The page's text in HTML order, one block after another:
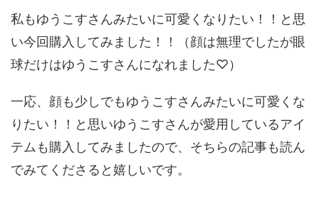
私もゆうこすさんみたいに可愛くなりたい！！と思
い今回購入してみました！！（顔は無理でしたが眼
球だけはゆうこすさんになれました♡）
一応、顔も少しでもゆうこすさんみたいに可愛くな
りたい！！と思いゆうこすさんが愛用しているアイ
テムも購入してみましたので、そちらの記事も読ん
でみてくださると嬉しいです。